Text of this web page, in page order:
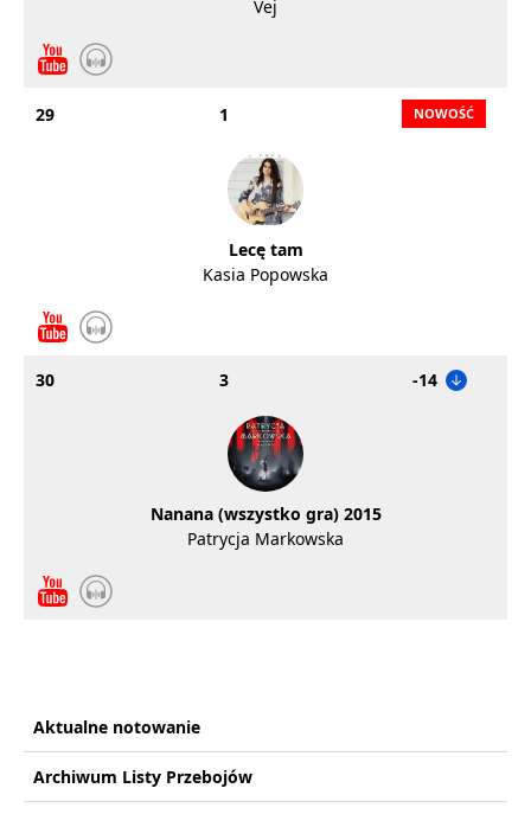
Vej
29 1
Lecę tam
Kasia Popowska
30 3 -14
Nanana (wszystko gra) 2015
Patrycja Markowska
Aktualne notowanie
Archiwum Listy Przebojów